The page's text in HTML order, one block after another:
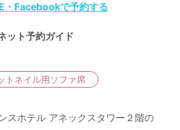
・Facebookで予約する
ット予約ガイド
トネイル用ソファ席
スホテル アネックスタワー２階の